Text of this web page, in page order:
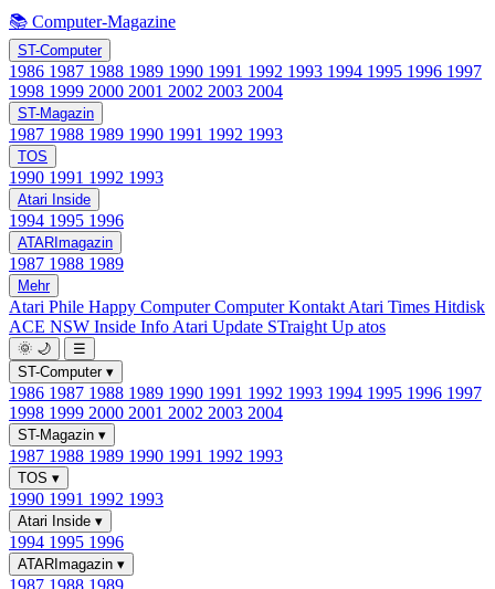
📚 Computer-Magazine
ST-Computer
1986 1987 1988 1989 1990 1991 1992 1993 1994 1995 1996 1997
1998 1999 2000 2001 2002 2003 2004
ST-Magazin
1987 1988 1989 1990 1991 1992 1993
TOS
1990 1991 1992 1993
Atari Inside
1994 1995 1996
ATARImagazin
1987 1988 1989
Mehr
Atari Phile Happy ComputerComputer Kontakt Atari Times Hitdisk
ACE NSW Inside Info Atari Update STraight Up atos
🌞 🌙
☰
ST-Computer ▾
1986 1987 1988 1989 1990 1991 1992 1993 1994 1995 1996 1997
1998 1999 2000 2001 2002 2003 2004
ST-Magazin ▾
1987 1988 1989 1990 1991 1992 1993
TOS ▾
1990 1991 1992 1993
Atari Inside ▾
1994 1995 1996
ATARImagazin ▾
1987 1988 1989